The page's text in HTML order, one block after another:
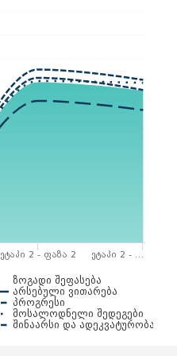
ზოგადი შეფასება
არსებული ვითარება
პროგრესი
მოსალოდნელი შედეგები
შინაარსი და ადეკვატურობა
ეტაპი 2 - ფაზა 2 ეტაპი 2 - …